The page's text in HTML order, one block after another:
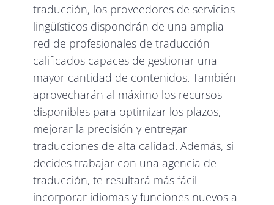
traducción, los proveedores de servicios
lingüísticos dispondrán de una amplia
red de profesionales de traducción
calificados capaces de gestionar una
mayor cantidad de contenidos. También
aprovecharán al máximo los recursos
disponibles para optimizar los plazos,
mejorar la precisión y entregar
traducciones de alta calidad. Además, si
decides trabajar con una agencia de
traducción, te resultará más fácil
incorporar idiomas y funciones nuevos a